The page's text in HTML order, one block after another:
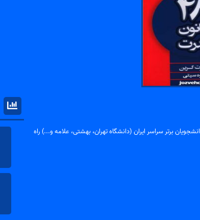
برتر سراسر ایران (دانشگاه تهران، بهشتی، علامه و...) راه